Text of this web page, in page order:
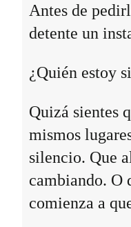
Antes de
detente un
¿Quién estoy
Quizá sientes
mismos
silencio. Que
cambiando. O
comienza a